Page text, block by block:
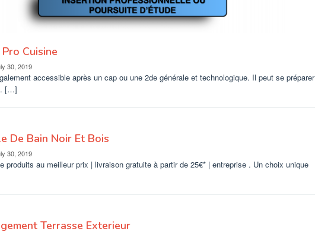
Cuisine
30, 2019
accessible après un cap ou une 2de générale et technologique. Il peut se préparer
[…]
De Bain Noir Et Bois
30, 2019
produits au meilleur prix | livraison gratuite à partir de 25€* | entreprise . Un choix unique
Terrasse Exterieur